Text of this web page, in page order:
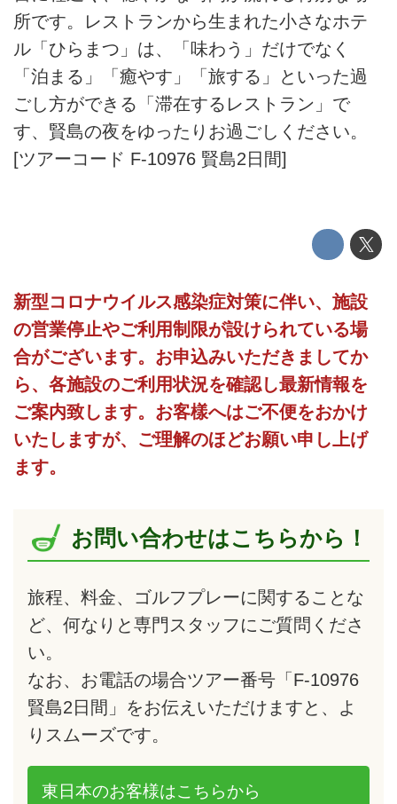
所です。レストランから生まれた小さなホテ
ル「ひらまつ」は、「味わう」だけでなく
「泊まる」「癒やす」「旅する」といった過
ごし方ができる「滞在するレストラン」で
す、賢島の夜をゆったりお過ごしください。
[ツアーコード F-10976 賢島2日間]
新型コロナウイルス感染症対策に伴い、施設
の営業停止やご利用制限が設けられている場
合がございます。お申込みいただきましてか
ら、各施設のご利用状況を確認し最新情報を
ご案内致します。お客樣へはご不便をおかけ
いたしますが、ご理解のほどお願い申し上げ
ます。
お問い合わせはこちらから！
旅程、料金、ゴルフプレーに関することな
ど、何なりと専門スタッフにご質問くださ
い。
なお、お電話の場合ツアー番号「F-10976
賢島2日間」をお伝えいただけますと、よ
りスムーズです。
東日本のお客様はこちらから